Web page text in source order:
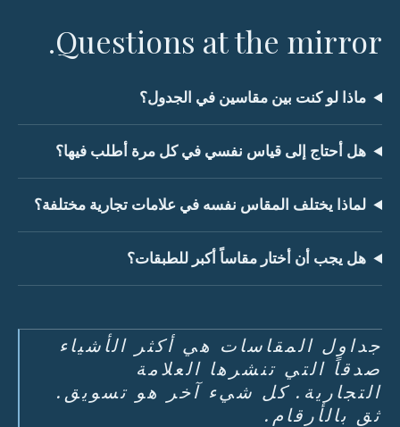
Questions at the mirror.
ماذا لو كنت بين مقاسين في الجدول؟
هل أحتاج إلى قياس نفسي في كل مرة أطلب فيها؟
لماذا يختلف المقاس نفسه في علامات تجارية مختلفة؟
هل يجب أن أختار مقاساً أكبر للطبقات؟
جداول المقاسات هي أكثر الأشياء
صدقاً التي تنشرها العلامة
التجارية. كل شيء آخر هو تسويق.
ثق بالأرقام.